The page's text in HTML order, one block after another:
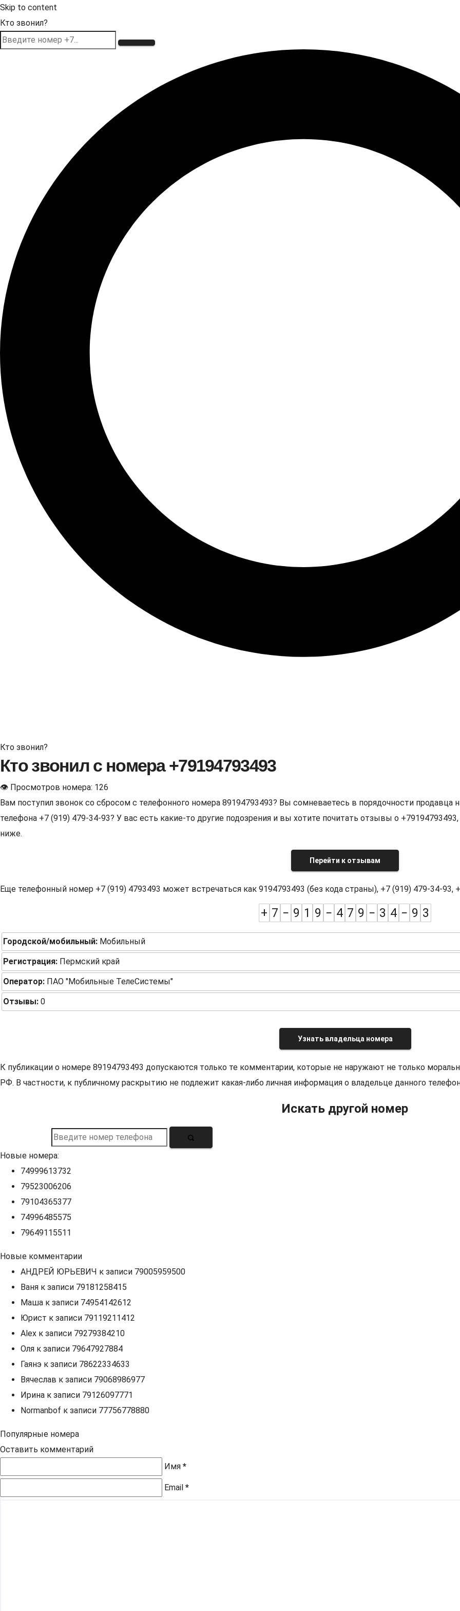
Skip to content
Кто звонил?
Кто звонил?
Кто звонил с номера +79194793493
👁 Просмотров номера: 126
Вам поступил звонок со сбросом с телефонного номера 89194793493? Вы сомневаетесь в порядочности
телефона +7 (919) 479-34-93? У вас есть какие-то другие подозрения и вы хотите почитать отзывы о
ниже.
Перейти к отзывам
Еще телефонный номер +7 (919) 4793493 может встречаться как 9194793493 (без кода страны), +7 (919) 479-34-93,
+ 7 − 9 1 9 − 4 7 9 − 3 4 − 9 3
Городской/мобильный: Мобильный
Регистрация: Пермский край
Оператор: ПАО "Мобильные ТелеСистемы"
Отзывы: 0
Узнать владельца номера
К публикации о номере 89194793493 допускаются только те комментарии, которые не наружают не только
РФ. В частности, к публичному раскрытию не подлежит какая-либо личная информация о владельце данного
Искать другой номер
Новые номера:
74999613732
79523006206
79104365377
74996485575
79649115511
Новые комментарии
АНДРЕЙ ЮРЬЕВИЧ к записи 79005959500
Ваня к записи 79181258415
Маша к записи 74954142612
Юрист к записи 79119211412
Alex к записи 79279384210
Оля к записи 79647927884
Гаянэ к записи 78622334633
Вячеслав к записи 79068986977
Ирина к записи 79126097771
Normanbof к записи 77756778880
Популярные номера
Оставить комментарий
Имя *
Email *